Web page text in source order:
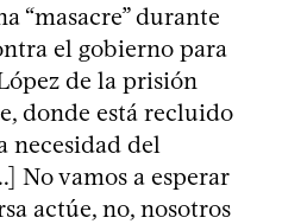
“masacre” durante
el gobierno para
de la prisión
donde está recluido
necesidad del
No vamos a esperar
actúe, no, nosotros